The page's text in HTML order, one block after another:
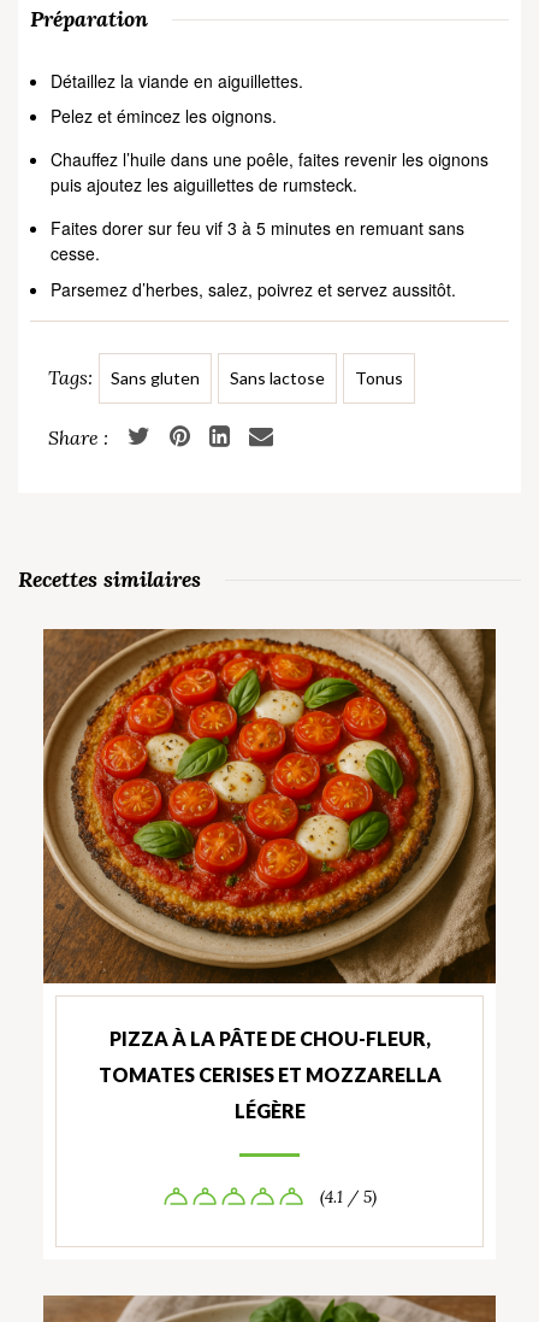
Préparation
Détaillez la viande en aiguillettes.
Pelez et émincez les oignons.
Chauffez l’huile dans une poêle, faites revenir les oignons
puis ajoutez les aiguillettes de rumsteck.
Faites dorer sur feu vif 3 à 5 minutes en remuant sans
cesse.
Parsemez d’herbes, salez, poivrez et servez aussitôt.
Tags: Sans gluten Sans lactose Tonus
Recettes similaires
PIZZA À LA PÂTE DE CHOU-FLEUR,
TOMATES CERISES ET MOZZARELLA
LÉGÈRE
(4.1 / 5)